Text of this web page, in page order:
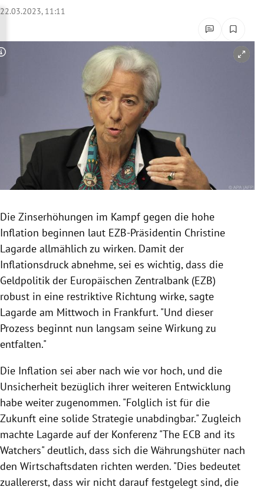
Untermenü
Untermenü
Untermenü
Untermenü
22.03.2023, 11:11
Copyright-Hinweis öffnen/schließen
Die Zinserhöhungen im Kampf gegen die hohe
Inflation beginnen laut EZB-Präsidentin Christine
Lagarde allmählich zu wirken. Damit der
Inflationsdruck abnehme, sei es wichtig, dass die
Geldpolitik der Europäischen Zentralbank (EZB)
robust in eine restriktive Richtung wirke, sagte
Lagarde am Mittwoch in Frankfurt. "Und dieser
Prozess beginnt nun langsam seine Wirkung zu
entfalten."
Die Inflation sei aber nach wie vor hoch, und die
Unsicherheit bezüglich ihrer weiteren Entwicklung
habe weiter zugenommen. "Folglich ist für die
Zukunft eine solide Strategie unabdingbar." Zugleich
machte Lagarde auf der Konferenz "The ECB and its
Watchers" deutlich, dass sich die Währungshüter nach
den Wirtschaftsdaten richten werden. "Dies bedeutet
zuallererst, dass wir nicht darauf festgelegt sind, die